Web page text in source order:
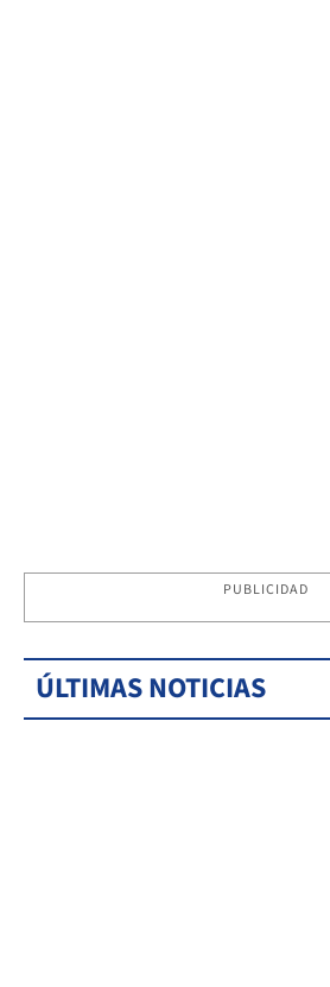
PUBLICIDAD
ÚLTIMAS NOTICIAS